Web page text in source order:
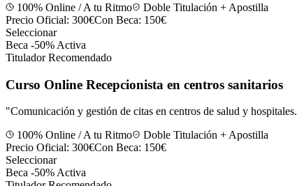
100% Online / A tu Ritmo
Doble Titulación + Apostilla
Precio Oficial: 300€Con Beca: 150€
Seleccionar
Beca -50% Activa
Titulador Recomendado
Curso Online Recepcionista en centros sanitarios
"Comunicación y gestión de citas en centros de salud y hospitales.
100% Online / A tu Ritmo
Doble Titulación + Apostilla
Precio Oficial: 300€Con Beca: 150€
Seleccionar
Beca -50% Activa